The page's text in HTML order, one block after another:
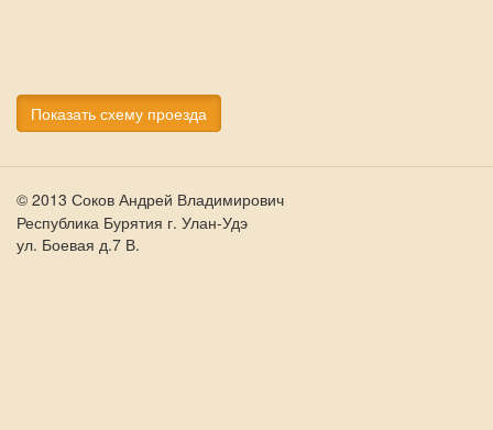
Показать схему проезда
© 2013 Соков Андрей Владимирович
Республика Бурятия г. Улан-Удэ
ул. Боевая д.7 В.